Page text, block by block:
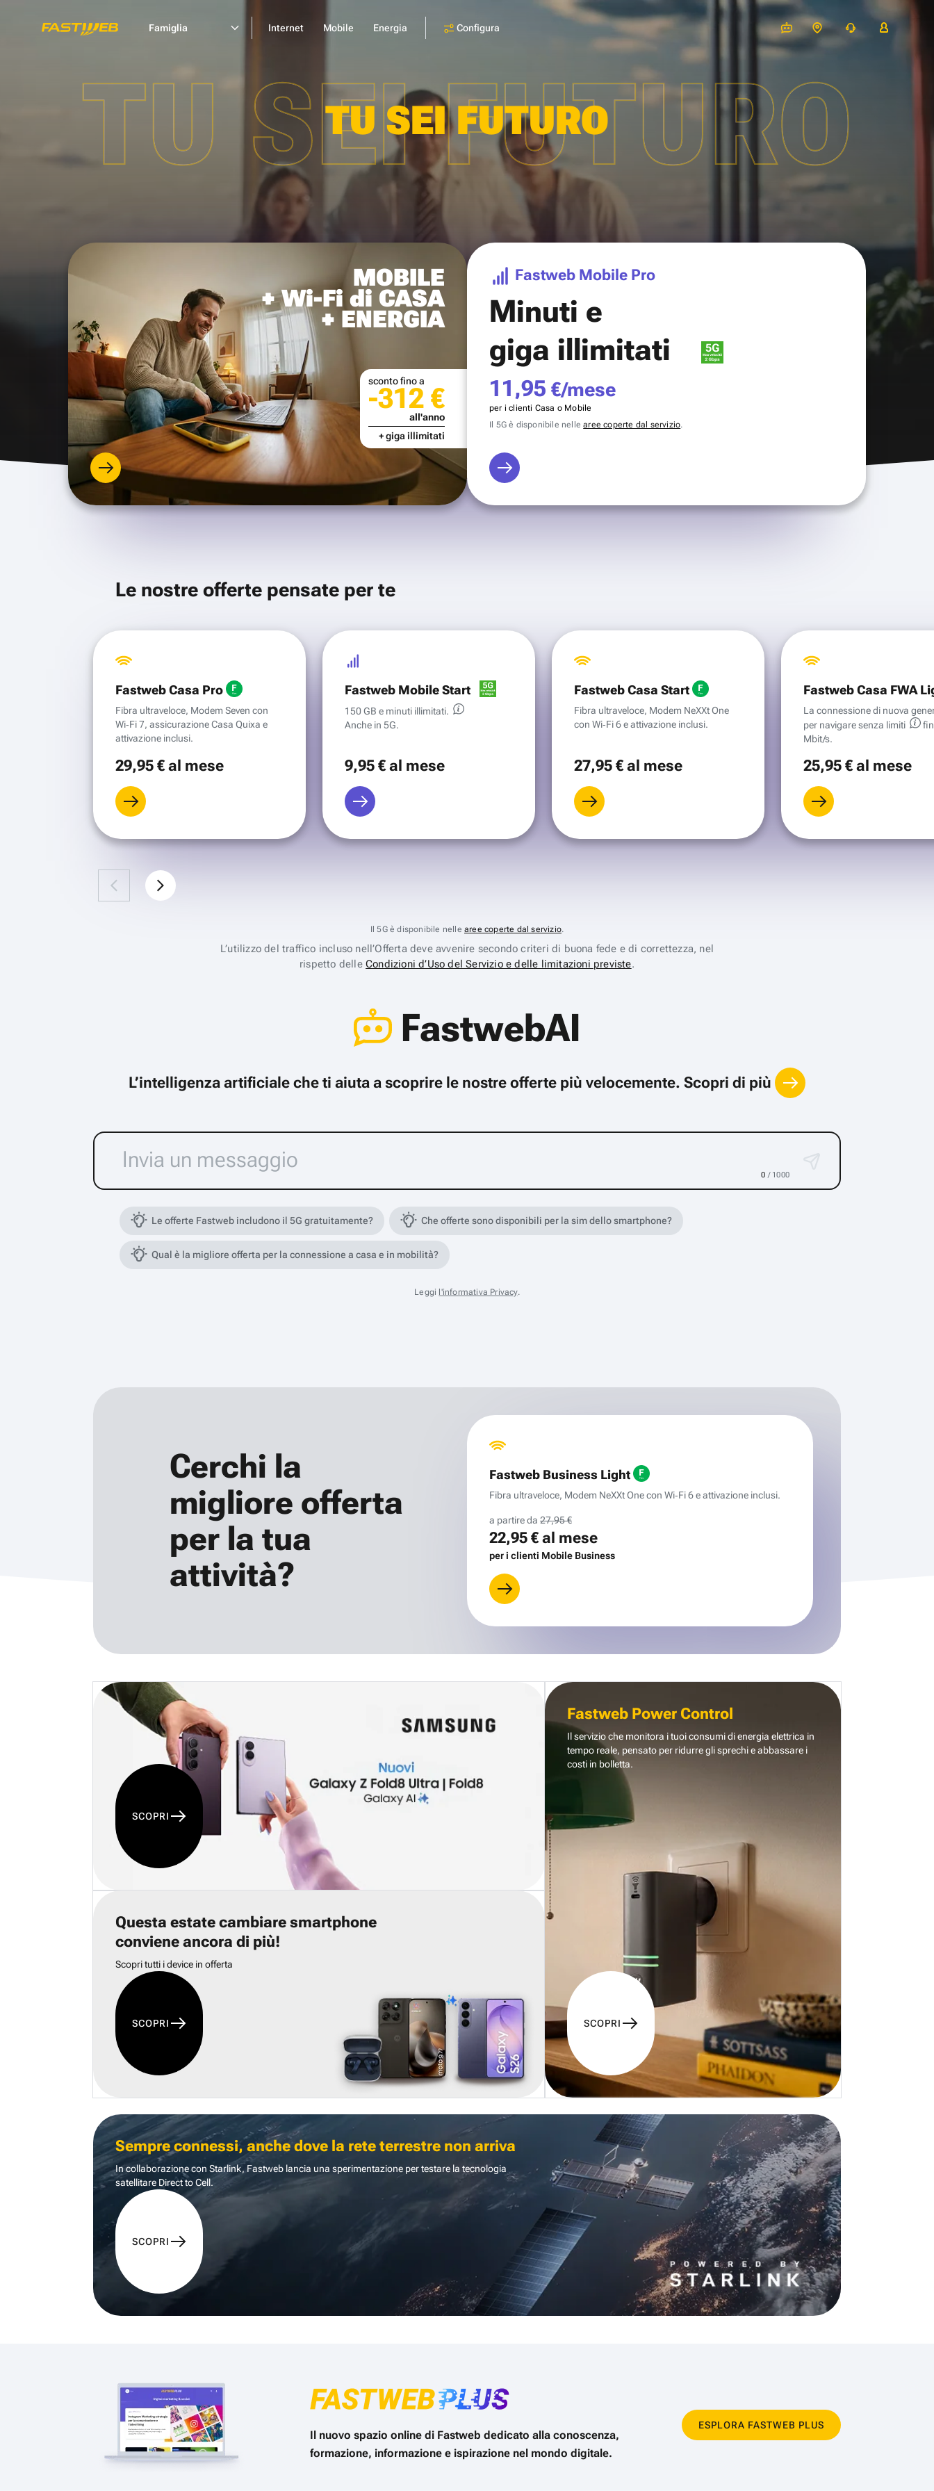
Famiglia Internet Mobile Energia Configura
TU SEI FUTURO
TU SEI FUTURO
MOBILE
+ Wi-Fi di CASA
+ ENERGIA
sconto fino a
-312 €
all'anno
+ giga illimitati
Fastweb Mobile Pro
Minuti e
giga illimitati
11,95 €/mese
per i clienti Casa o Mobile
Il 5G è disponibile nellearee coperte dal servizio.
Le nostre offerte pensate per te
Fastweb Casa Pro
Fibra ultraveloce, Modem Seven con
Wi‑Fi 7, assicurazione Casa Quixa e
attivazione inclusi.
29,95 €al mese
Fastweb Mobile Start
150 GB e minuti illimitati.
Anche in 5G.
9,95 €al mese
Fastweb Casa Start
Fibra ultraveloce, Modem NeXXt One
con Wi‑Fi 6 e attivazione inclusi.
27,95 €al mese
Fastweb Casa FWA
La connessione di nuova
per navigare senza limiti
Mbit/s.
25,95 €al mese
Il 5G è disponibile nelle aree coperte dal servizio.
L’utilizzo del traffico incluso nell’Offerta deve avvenire secondo criteri di buona fede e di correttezza, nel
rispetto delleCondizioni d’Uso del Servizio e delle limitazioni previste.
FastwebAI
L’intelligenza artificiale che ti aiuta a scoprire le nostre offerte più velocemente. Scopri di più
0 / 1000
Le offerte Fastweb includono il 5G gratuitamente? Che offerte sono disponibili per la sim dello smartphone?
Qual è la migliore offerta per la connessione a casa e in mobilità?
Leggi l'informativa Privacy.
Cerchi la
migliore offerta
per la tua
attività?
Fastweb Business Light
Fibra ultraveloce, Modem NeXXt One con Wi‑Fi 6 e attivazione inclusi.
a partire da 27,95 €
22,95 €al mese
per i clienti Mobile Business
SCOPRI
Questa estate cambiare smartphone
conviene ancora di più!
Scopri tutti i device in offerta
SCOPRI
Fastweb Power Control
Il servizio che monitora i tuoi consumi di energia elettrica in
tempo reale, pensato per ridurre gli sprechi e abbassare i
costi in bolletta.
SCOPRI
Sempre connessi, anche dove la rete terrestre non arriva
In collaborazione con Starlink, Fastweb lancia una sperimentazione per testare la tecnologia
satellitare Direct to Cell.
SCOPRI
Il nuovo spazio online di Fastweb dedicato alla conoscenza,
formazione, informazione e ispirazione nel mondo digitale.
ESPLORA FASTWEB PLUS